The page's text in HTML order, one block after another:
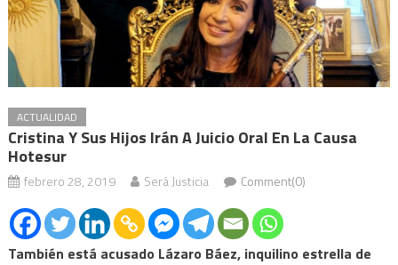
ACTUALIDAD
Cristina Y Sus Hijos Irán A Juicio Oral En La Causa
Hotesur
febrero 28, 2019 Será Justicia Comment(0)
También está acusado Lázaro Báez, inquilino estrella de